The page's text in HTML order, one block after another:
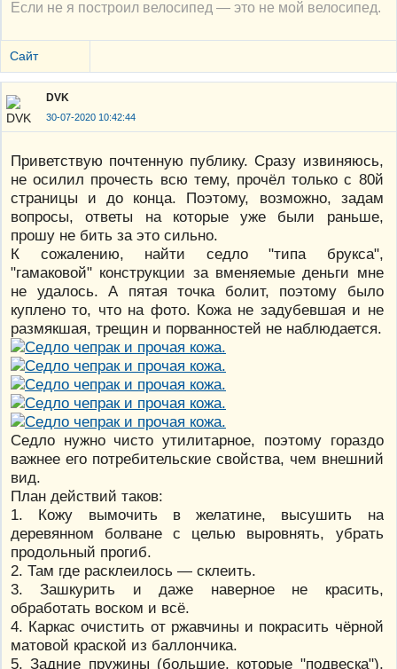
Если не я построил велосипед — это не мой велосипед.
Сайт
DVK
30-07-2020 10:42:44
Приветствую почтенную публику. Сразу извиняюсь,
не осилил прочесть всю тему, прочёл только с 80й
страницы и до конца. Поэтому, возможно, задам
вопросы, ответы на которые уже были раньше,
прошу не бить за это сильно.
К сожалению, найти седло "типа брукса",
"гамаковой" конструкции за вменяемые деньги мне
не удалось. А пятая точка болит, поэтому было
куплено то, что на фото. Кожа не задубевшая и не
размякшая, трещин и порванностей не наблюдается.
Седло нужно чисто утилитарное, поэтому гораздо
важнее его потребительские свойства, чем внешний
вид.
План действий таков:
1. Кожу вымочить в желатине, высушить на
деревянном болване с целью выровнять, убрать
продольный прогиб.
2. Там где расклеилось — склеить.
3. Зашкурить и даже наверное не красить,
обработать воском и всё.
4. Каркас очистить от ржавчины и покрасить чёрной
матовой краской из баллончика.
5. Задние пружины (большие, которые "подвеска"),